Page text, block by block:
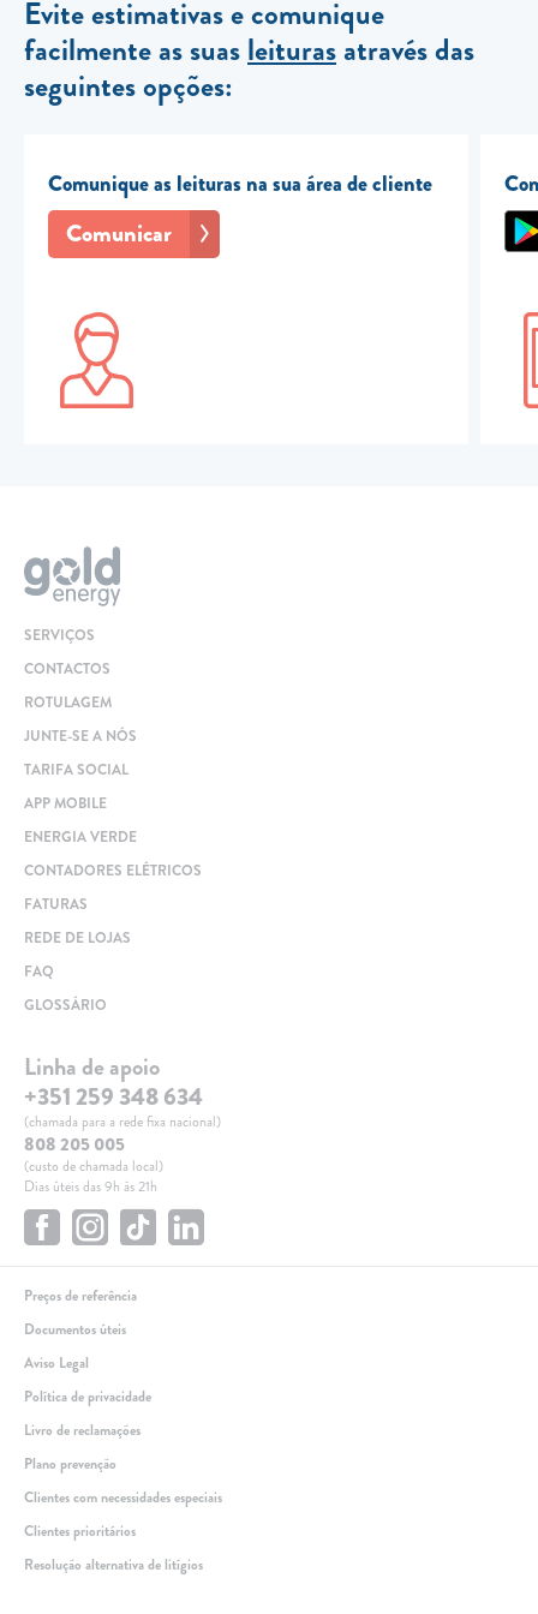
Evite estimativas e comunique
facilmente as suasleiturasatravés das
seguintes opções:
Comunique as leituras na sua área de cliente
Comunicar
SERVIÇOS
CONTACTOS
ROTULAGEM
JUNTE-SE A NÓS
TARIFA SOCIAL
APP MOBILE
ENERGIA VERDE
CONTADORES ELÉTRICOS
FATURAS
REDE DE LOJAS
FAQ
GLOSSÁRIO
Linha de apoio
+351 259 348 634
(chamada para a rede fixa nacional)
808 205 005
(custo de chamada local)
Dias úteis das 9h às 21h
Preços de referência
Documentos úteis
Aviso Legal
Política de privacidade
Livro de reclamações
Plano prevenção
Clientes com necessidades especiais
Clientes prioritários
Resolução alternativa de litígios